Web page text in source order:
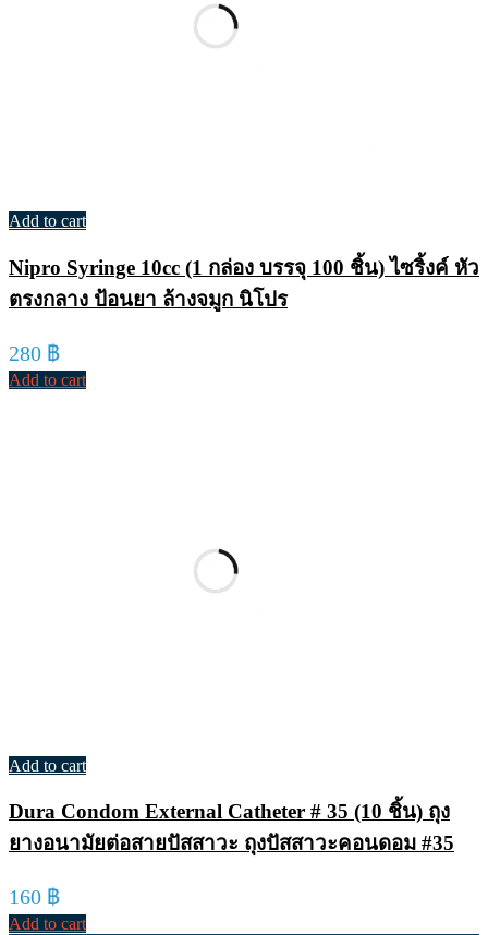
Add to cart
Nipro Syringe 10cc (1 กล่อง บรรจุ 100 ชิ้น) ไซริ้งค์ หัว
ตรงกลาง ป้อนยา ล้างจมูก นิโปร
280 ฿
Add to cart
Add to cart
Dura Condom External Catheter # 35 (10 ชิ้น) ถุง
ยางอนามัยต่อสายปัสสาวะ ถุงปัสสาวะคอนดอม #35
160 ฿
Add to cart